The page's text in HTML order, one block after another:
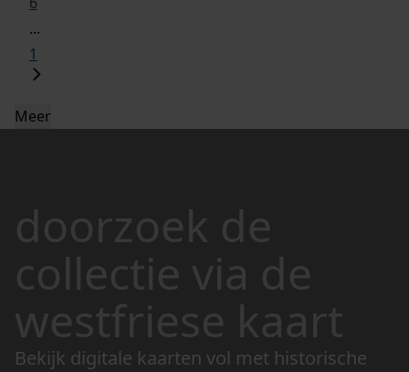
...
1
Meer
doorzoek de
collectie via de
westfriese kaart
Bekijk digitale kaarten vol met historische